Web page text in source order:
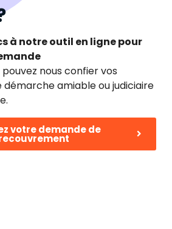
à notre outil en ligne pour
nous confier vos
démarche amiable ou judiciaire
votre demande de